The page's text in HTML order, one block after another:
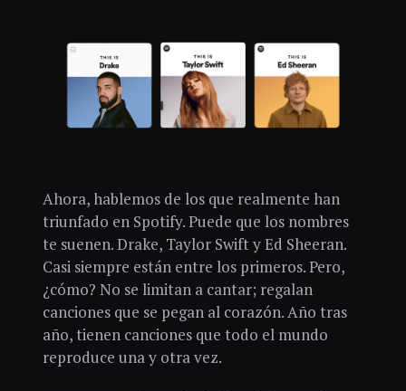
Ahora, hablemos de los que realmente han
triunfado en Spotify. Puede que los nombres
te suenen. Drake, Taylor Swift y Ed Sheeran.
Casi siempre están entre los primeros. Pero,
¿cómo? No se limitan a cantar; regalan
canciones que se pegan al corazón. Año tras
año, tienen canciones que todo el mundo
reproduce una y otra vez.